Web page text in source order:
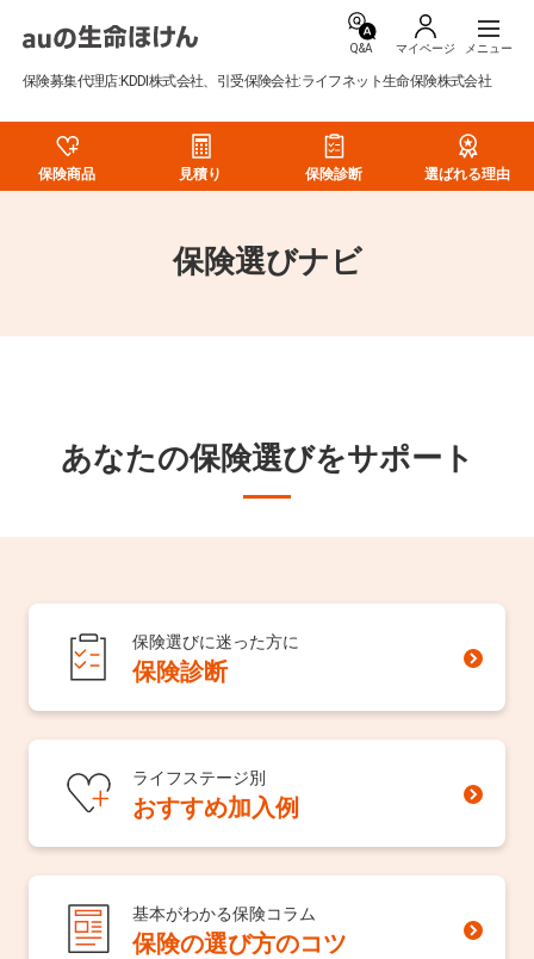
Q&A マイページ
保険募集代理店:KDDI株式会社、引受保険会社:ライフネット生命保険株式会社
保険商品 見積り 保険診断 選ばれる理由
保険選びナビ
あなたの保険選びをサポート
保険選びに迷った方に
保険診断
ライフステージ別
おすすめ加入例
基本がわかる保険コラム
保険の選び方のコツ